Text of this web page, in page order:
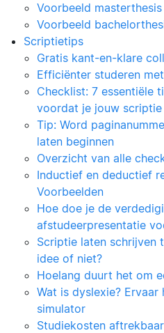
Voorbeeld
Voorbeeld
Scriptietips
Gratis kant-en-klare
Efficiënter studeren
Checklist: 7 essentiële
voordat je jouw
Tip: Word
laten beginnen
Overzicht van alle
Inductief en deductief
Voorbeelden
Hoe doe je de
afstudeerpresentatie
Scriptie laten schrijven
idee of niet?
Hoelang duurt het om
Wat is dyslexie?
simulator
Studiekosten